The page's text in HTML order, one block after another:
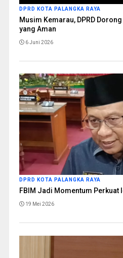
DPRD KOTA PALANGKA RAYA
Musim Kemarau, DPRD
yang Aman
6 Juni 2026
DPRD KOTA PALANGKA RAYA
FBIM Jadi Momentum Perkuat
19 Mei 2026